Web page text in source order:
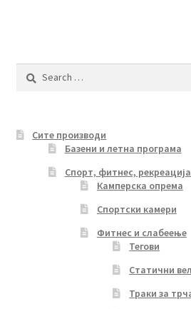
Search
Сите производи
Базени и летна програма
Спорт, фитнес,
Камперска опрема
Спортски камери
Фитнес и слабеење
Тегови
Статични
Траки за